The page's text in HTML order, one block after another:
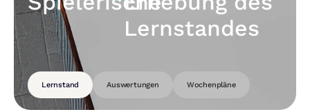
Lernstand Auswertungen Wochenpläne
Lernstandes